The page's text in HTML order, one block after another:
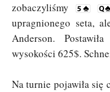
zobaczyliśmy
upragnionego seta,
Anderson.
wysokości 625$.
Na turnie pojawiła się